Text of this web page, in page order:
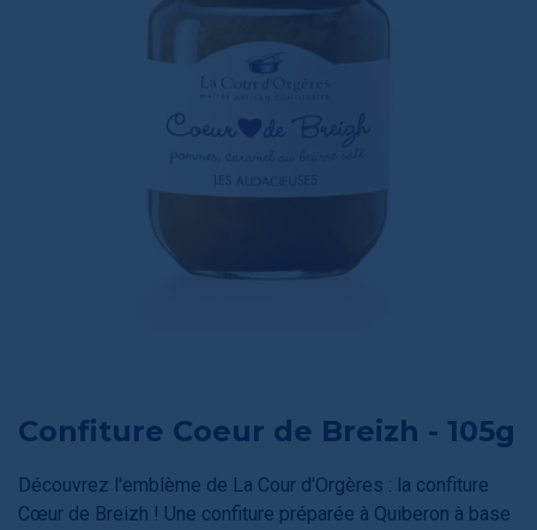
Confiture Coeur de Breizh - 105g
Découvrez l'emblème de La Cour d'Orgères : la confiture
Cœur de Breizh ! Une confiture préparée à Quiberon à base